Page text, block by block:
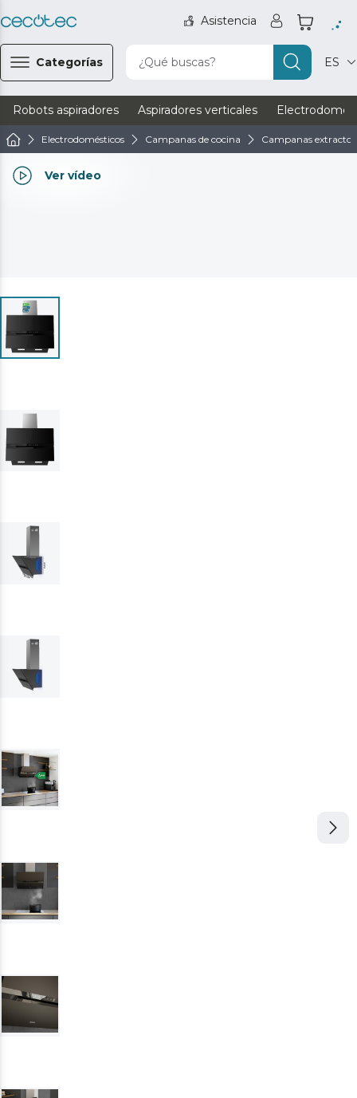
Asistencia
Categorías ¿Qué buscas? ES
Robots aspiradores Aspiradores verticales
Electrodomésticos Campanas de cocina Campanas
Ver vídeo